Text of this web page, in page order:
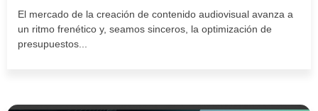
El mercado de la creación de contenido audiovisual avanza a
un ritmo frenético y, seamos sinceros, la optimización de
presupuestos...